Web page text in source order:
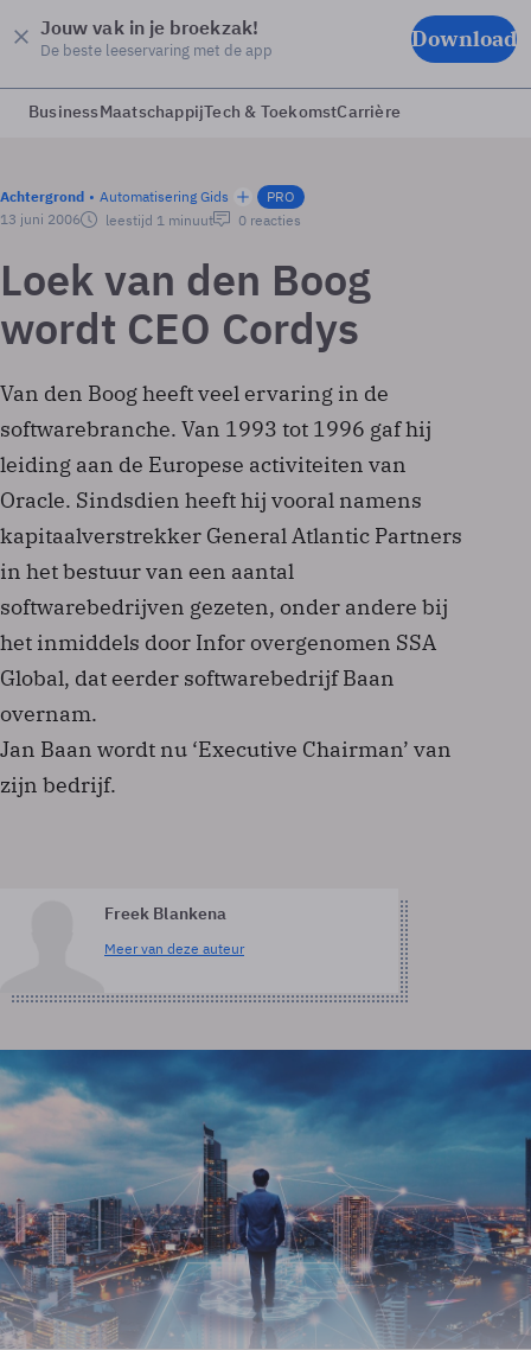
Jouw vak in je broekzak!
De beste leeservaring met de app Download
BusinessMaatschappijTech & ToekomstCarrière
Achtergrond Automatisering Gids
PRO
13 juni 2006
leestijd 1 minuut 0 reacties
Loek van den Boog
wordt CEO Cordys
Van den Boog heeft veel ervaring in de
softwarebranche. Van 1993 tot 1996 gaf hij
leiding aan de Europese activiteiten van
Oracle. Sindsdien heeft hij vooral namens
kapitaalverstrekker General Atlantic Partners
in het bestuur van een aantal
softwarebedrijven gezeten, onder andere bij
het inmiddels door Infor overgenomen SSA
Global, dat eerder softwarebedrijf Baan
overnam.
Jan Baan wordt nu ‘Executive Chairman’ van
zijn bedrijf.
Freek Blankena
Meer van deze auteur